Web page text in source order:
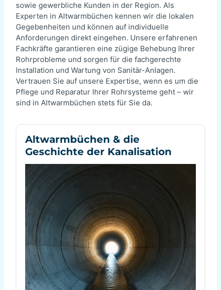
sowie gewerbliche Kunden in der Region. Als
Experten in Altwarmbüchen kennen wir die lokalen
Gegebenheiten und können auf individuelle
Anforderungen direkt eingehen. Unsere erfahrenen
Fachkräfte garantieren eine zügige Behebung Ihrer
Rohrprobleme und sorgen für die fachgerechte
Installation und Wartung von Sanitär-Anlagen.
Vertrauen Sie auf unsere Expertise, wenn es um die
Pflege und Reparatur Ihrer Rohrsysteme geht – wir
sind in Altwarmbüchen stets für Sie da.
Altwarmbüchen & die
Geschichte der Kanalisation